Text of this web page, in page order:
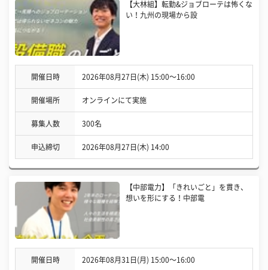
【大林組】転勤&ジョブローテは怖くな
い！九州の現場から設
開催日時 2026年08月27日(木) 15:00〜16:00
開催場所 オンラインにて実施
募集人数 300名
申込締切 2026年08月27日(木) 14:00
【中部電力】「きれいごと」を貫き、
想いを形にする！中部電
開催日時 2026年08月31日(月) 15:00〜16:00